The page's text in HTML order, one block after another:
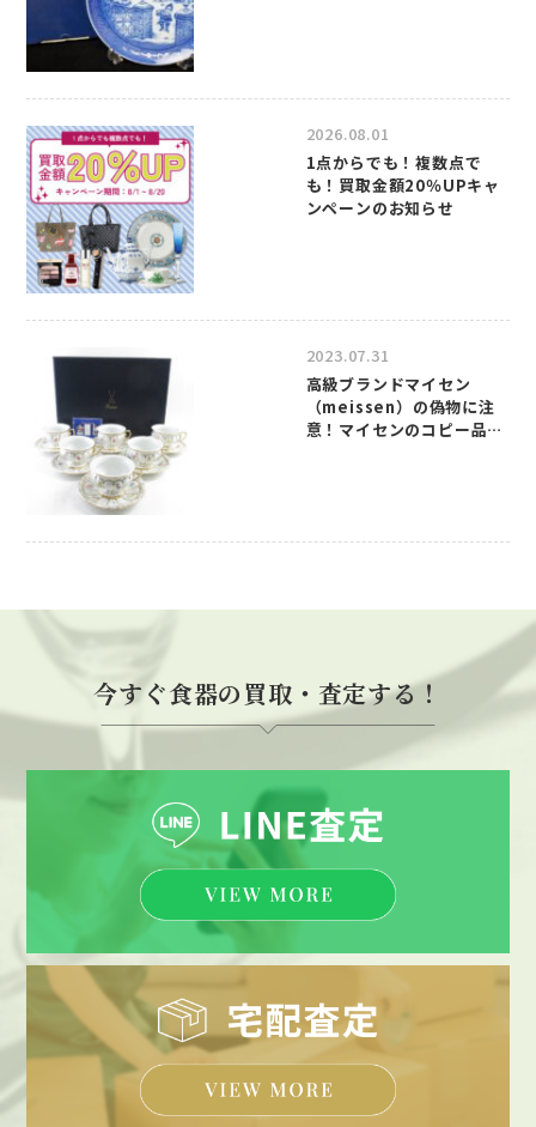
2026.08.01
1点からでも！複数点で
も！買取金額20％UPキャ
ンペーンのお知らせ
2023.07.31
高級ブランドマイセン
（meissen）の偽物に注
意！マイセンのコピー品の
今すぐ食器の買取・査定する！